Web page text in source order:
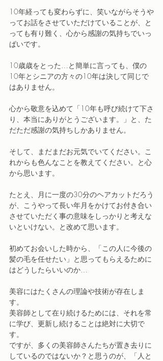
10年経っても変わらずに、笑いながらそうや
ってお話をさせていただけていることが、と
っても有り難く、心から感謝の気持ちでいっ
ぱいです。
10歳歳をとった…と簡単に言っても、僕の
10年とシニアの方々の10年は決して同じで
はありません。
心から敬意を込めて「10年も呼び続けて下さ
り、本当にありがとうございます。」と、た
だただ感謝の気持ちしかありません。
そして、まだまだお元気でいてください。こ
れからも色んなことを教えてください。と心
から思います。
たとえ、月に一度の30分のヘアカットだろう
が、こうやって長い年月をかけてお付き合い
させていただく事の意味をしっかりと考えな
いといけない。と改めて思います。
初めてお会いした時から、「この人に今後の
髪の毛を任せたい」と思ってもらえるために
はどうしたらいいのか…
美容にはたくさんの理論や技術が存在しま
す。
美容師として在り続けるためには、それを常
に学び、更新し続けることは絶対に大切で
す。
ですが、多くの美容師さんたちが置き去りに
しているのではないか？と思うのが、「人と